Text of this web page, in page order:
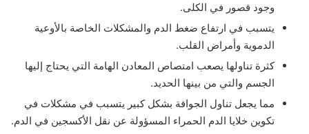
وجود قصور في الكلى.
يتسبب في ارتفاع ضغط الدم والمشكلات الخاصة بالأوعية
الدموية وأمراض القلب.
كثرة تناولها يصعب امتصاص المعادن الهامة التي يحتاج إليها
الجسم والتي من بينها الحديد.
مما يجعل تناول الجوافة بشكل كبير يتسبب في مشكلات في
تكوين خلايا الدم الحمراء المسؤولة عن نقل الأكسجين في الدم.